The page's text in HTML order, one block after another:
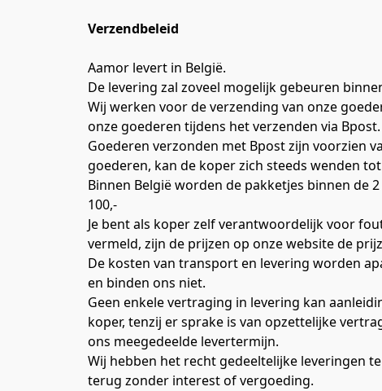
Verzendbeleid
Aamor levert in België.
De levering zal zoveel mogelijk gebeuren
Wij werken voor de verzending van onze
onze goederen tijdens het verzenden via Bpost.
Goederen verzonden met Bpost zijn voorzien
goederen, kan de koper zich steeds wenden
Binnen België worden de pakketjes binnen de
100,-
Je bent als koper zelf verantwoordelijk voor
vermeld, zijn de prijzen op onze website de
De kosten van transport en levering worden
en binden ons niet.
Geen enkele vertraging in levering kan
koper, tenzij er sprake is van opzettelijke
ons meegedeelde levertermijn.
Wij hebben het recht gedeeltelijke leveringen
terug zonder interest of vergoeding.